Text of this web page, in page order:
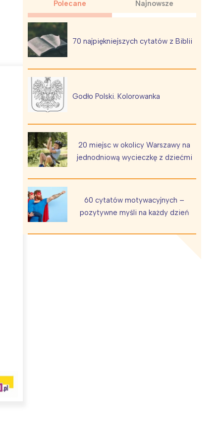
Polecane Najnowsze
70 najpiękniejszych cytatów z Biblii
Godło Polski. Kolorowanka
20 miejsc w okolicy Warszawy na
jednodniową wycieczkę z dziećmi
60 cytatów motywacyjnych –
pozytywne myśli na każdy dzień